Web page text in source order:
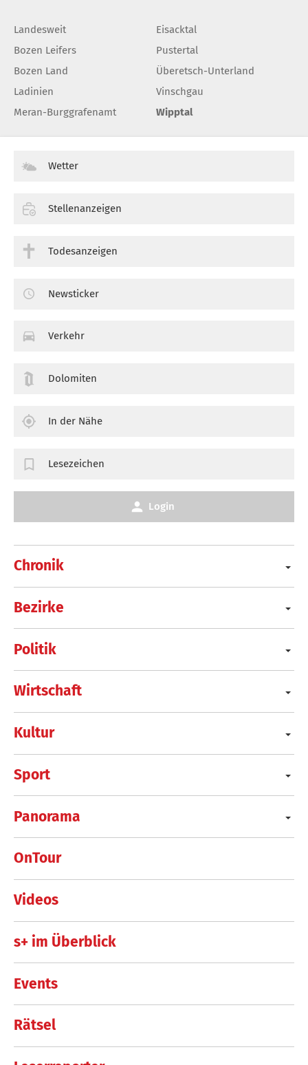
Landesweit
Bozen Leifers
Bozen Land
Ladinien
Meran-Burggrafenamt
Eisacktal
Pustertal
Überetsch-Unterland
Vinschgau
Wipptal
Chronik
Bezirke
Politik
Wirtschaft
Kultur
Sport
Panorama
OnTour
Videos
s+ im Überblick
Events
Rätsel
Wetter
Stellenanzeigen
Todesanzeigen
Newsticker
Verkehr
Dolomiten
In der Nähe
Lesezeichen
Login